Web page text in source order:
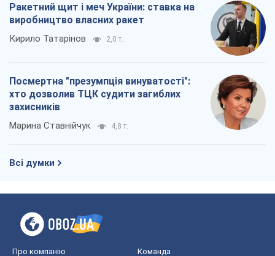
Ракетний щит і меч України: ставка на
виробництво власних ракет
Кирило Татарінов 2,0 т.
Посмертна "презумпція винуватості":
хто дозволив ТЦК судити загиблих
захисників
Марина Ставнійчук 4,8 т.
Всі думки
Про компанію Команда